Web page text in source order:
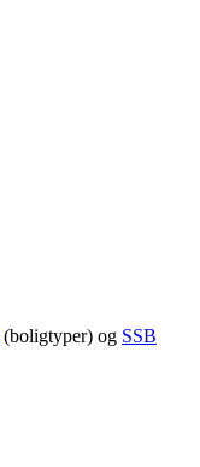
(boligtyper) og SSB